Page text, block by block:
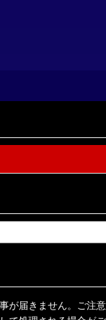
が届きません。ご注意